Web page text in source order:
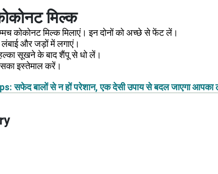
मिल्क
कोकोनट मिल्क मिलाएं। इन दोनों को अच्छे से फेंट लें।
लंबाई और जड़ों में लगाएं।
सूखने के बाद शैंपू से धो लें।
इस्तेमाल करें।
सफेद बालों से न हों परेशान, एक देसी उपाय से बदल जाएगा